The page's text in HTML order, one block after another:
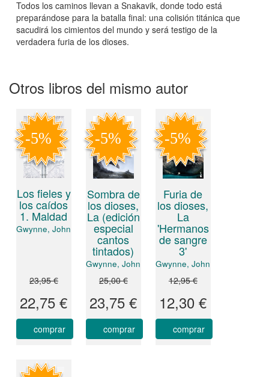
Todos los caminos llevan a Snakavik, donde todo está
preparándose para la batalla final: una colisión titánica que
sacudirá los cimientos del mundo y será testigo de la
verdadera furia de los dioses.
Otros libros del mismo autor
Los fieles y
los caídos
1. Maldad
Gwynne, John
23,95 €
22,75 €
comprar
Sombra de
los dioses,
La (edición
especial
cantos
tintados)
Gwynne, John
25,00 €
23,75 €
comprar
Furia de
los dioses,
La
'Hermanos
de sangre
3'
Gwynne, John
12,95 €
12,30 €
comprar